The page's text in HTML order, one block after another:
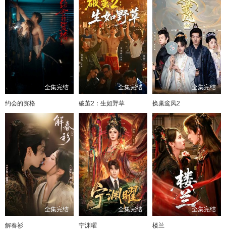
全集完结
约会的资格
全集完结
破茧2：生如野草
全集完结
换巢鸾凤2
全集完结
解春衫
全集完结
宁渊曜
全集完结
楼兰